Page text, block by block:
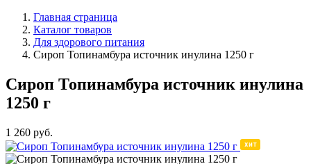
Главная страница
Каталог товаров
Для здорового питания
Сироп Топинамбура источник инулина 1250 г
Сироп Топинамбура источник инулина
1250 г
1 260 руб.